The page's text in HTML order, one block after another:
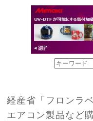
経産省「フロン
エアコン製品など